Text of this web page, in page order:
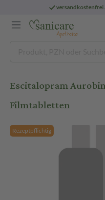
versandkostenfreiab 29 €
Escitalopram
Filmtabletten
Rezeptpflichtig